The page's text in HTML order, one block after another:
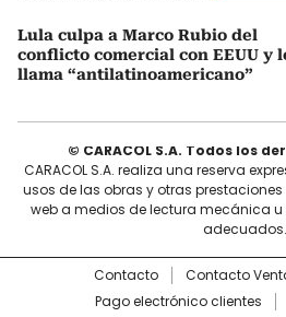
Lula culpa a Marco Rubio del
conflicto comercial con EEUU y
llama “antilatinoamericano”
© CARACOL S.A. Todos los
CARACOL S.A. realiza una reserva
usos de las obras y otras
web a medios de lectura mecánica u
adecuados.
Contacto Contacto
Pago electrónico clientes